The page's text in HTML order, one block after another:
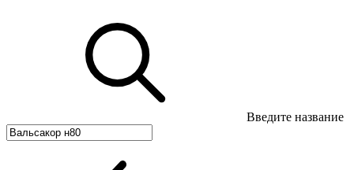
Введите название